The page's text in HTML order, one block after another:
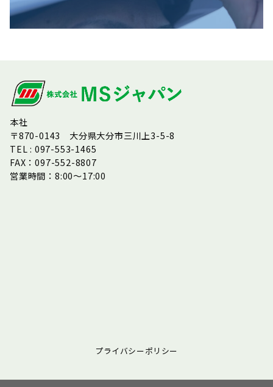
本社
〒870-0143 大分県大分市三川上3-5-8
TEL : 097-553-1465
FAX：097-552-8807
営業時間：8:00～17:00
プライバシーポリシー